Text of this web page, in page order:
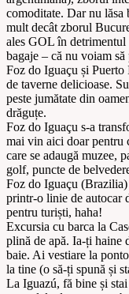
comoditate. Dar nu lăsa
mult decât zborul
ales GOL în
bagaje – că nu voiam
Foz do Iguaçu și Puerto
de taverne delicioase.
peste jumătate din
drăguțe.
Foz do Iguaçu s-a
mai vin aici doar pentru
care se adaugă muzee,
golf, puncte de
Foz do Iguaçu
printr-o linie de autocar
pentru turiști, haha!
Excursia cu barca la
plină de apă. Ia-ți haine
baie. Ai vestiare la
la tine (o să-ți spună și
La Iguazú, fă bine și